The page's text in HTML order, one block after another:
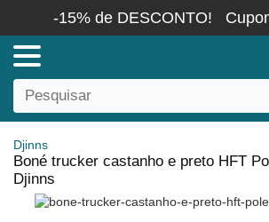
-15% de DESCONTO!
Djinns
Boné trucker castanho e preto HFT
Djinns